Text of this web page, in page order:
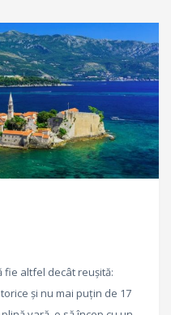
fie altfel decât reușită:
și nu mai puțin de 17